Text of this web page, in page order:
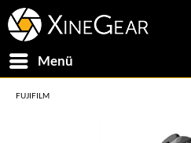
Menü
FUJIFILM